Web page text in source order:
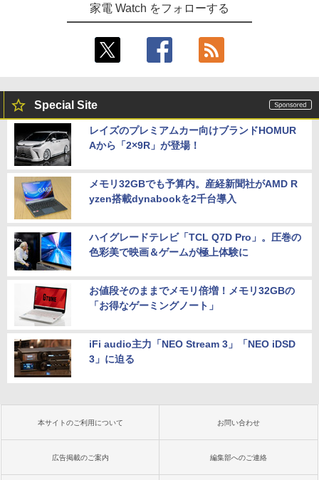
家電 Watch をフォローする
Special Site
レイズのプレミアムカー向けブランドHOMUR
Aから「2×9R」が登場！
メモリ32GBでも予算内。産経新聞社がAMD R
yzen搭載dynabookを2千台導入
ハイグレードテレビ「TCL Q7D Pro」。圧巻の
色彩美で映画＆ゲームが極上体験に
お値段そのままでメモリ倍増！メモリ32GBの
「お得なゲーミングノート」
iFi audio主力「NEO Stream 3」「NEO iDSD
3」に迫る
本サイトのご利用について お問い合わせ
広告掲載のご案内 編集部へのご連絡